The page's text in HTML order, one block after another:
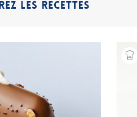
LES RECETTES